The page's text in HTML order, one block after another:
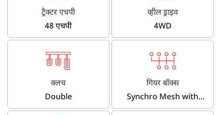
ट्रैक्टर एचपी
48 एचपी
व्हील ड्राइव
4WD
क्लच
Double
गियर बॉक्स
Synchro Mesh with
synchro shuttle